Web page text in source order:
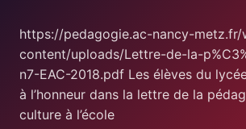
https://pedagogie.ac-nancy-
content/uploads/Lettre-de-la-
n7-EAC-2018.pdf Les élèves du
à l’honneur dans la lettre de la
culture à l’école